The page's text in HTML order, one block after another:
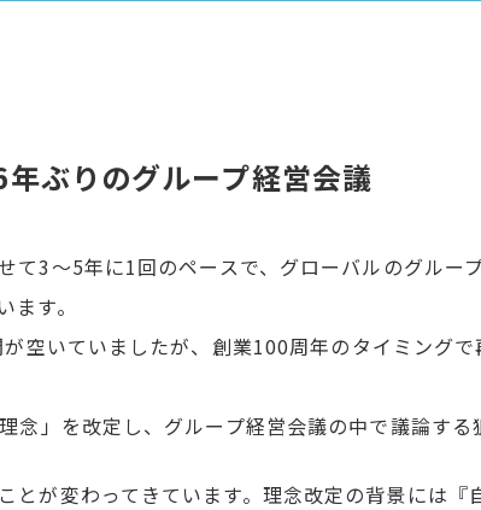
ぶりのグループ経営会議
て3〜5年に1回のペースで、グローバルのグルー
す。
空いていましたが、創業100周年のタイミング
念」を改定し、グループ経営会議の中で議論する
とが変わってきています。理念改定の背景には